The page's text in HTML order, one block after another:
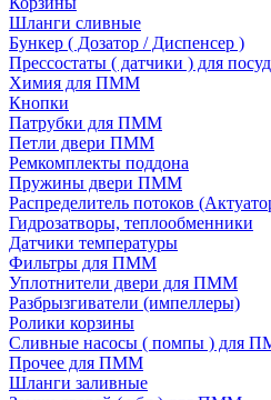
Шланги сливные
Бункер ( Дозатор / Диспенсер )
Прессостаты ( датчики ) для
Химия для ПММ
Кнопки
Патрубки для ПММ
Петли двери ПММ
Ремкомплекты поддона
Пружины двери ПММ
Распределитель потоков
Гидрозатворы, теплообменники
Датчики температуры
Фильтры для ПММ
Уплотнители двери для ПММ
Разбрызгиватели (импеллеры)
Ролики корзины
Сливные насосы ( помпы ) для
Прочее для ПММ
Шланги заливные